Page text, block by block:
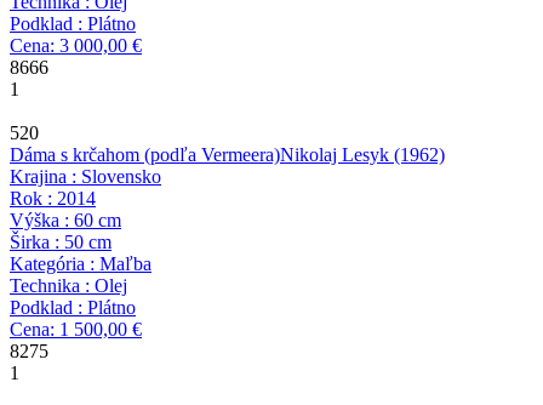
Podklad : Plátno
Cena: 3 000,00 €
8666
1
520
Dáma s krčahom (podľa Vermeera)Nikolaj Lesyk (1962)
Krajina : Slovensko
Rok : 2014
Výška : 60 cm
Širka : 50 cm
Kategória : Maľba
Technika : Olej
Podklad : Plátno
Cena: 1 500,00 €
8275
1